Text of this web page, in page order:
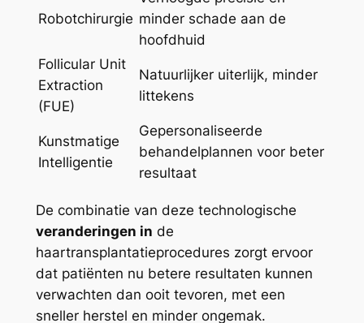
Robotchirurgie minder schade aan de
hoofdhuid
Follicular Unit
Extraction
(FUE)
Natuurlijker uiterlijk, minder
littekens
Kunstmatige
Intelligentie
Gepersonaliseerde
behandelplannen voor beter
resultaat
De combinatie van deze technologische
veranderingen in de
haartransplantatieprocedures zorgt ervoor
dat patiënten nu betere resultaten kunnen
verwachten dan ooit tevoren, met een
sneller herstel en minder ongemak.